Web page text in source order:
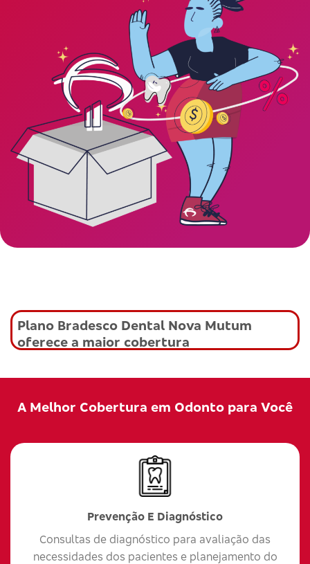
Plano Bradesco Dental Nova Mutum
oferece a maior cobertura
A Melhor Cobertura em Odonto para Você
Prevenção E Diagnóstico
Consultas de diagnóstico para avaliação das
necessidades dos pacientes e planejamento do